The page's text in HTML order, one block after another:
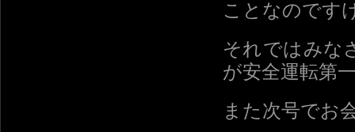
ことなのです
それではみな
が安全運転第
また次号でお